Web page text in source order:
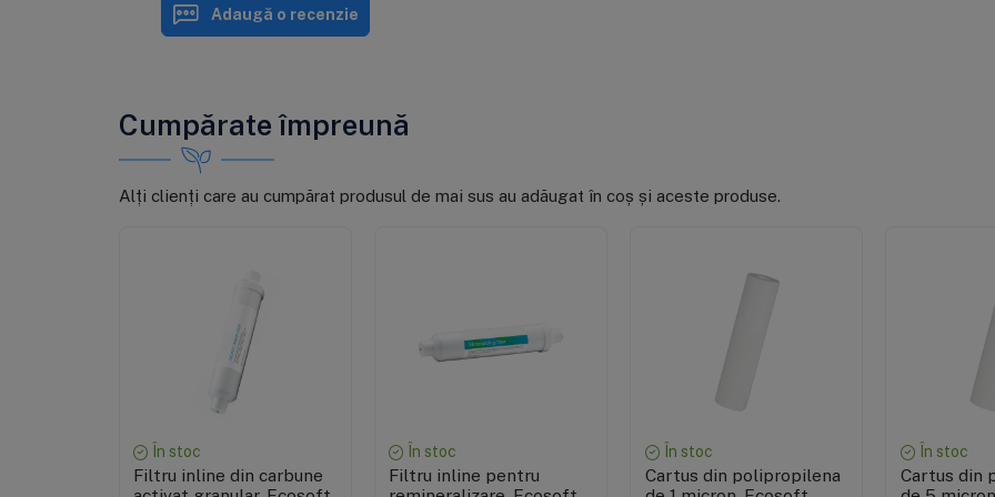
Adaugă o recenzie
Cumpărate împreună
Alți clienți care au cumpărat produsul de mai sus au adăugat în coș și aceste produse.
În stoc
Filtru inline din carbune
În stoc
Filtru inline pentru
În stoc
Cartus din polipropilena
În stoc
Cartus din